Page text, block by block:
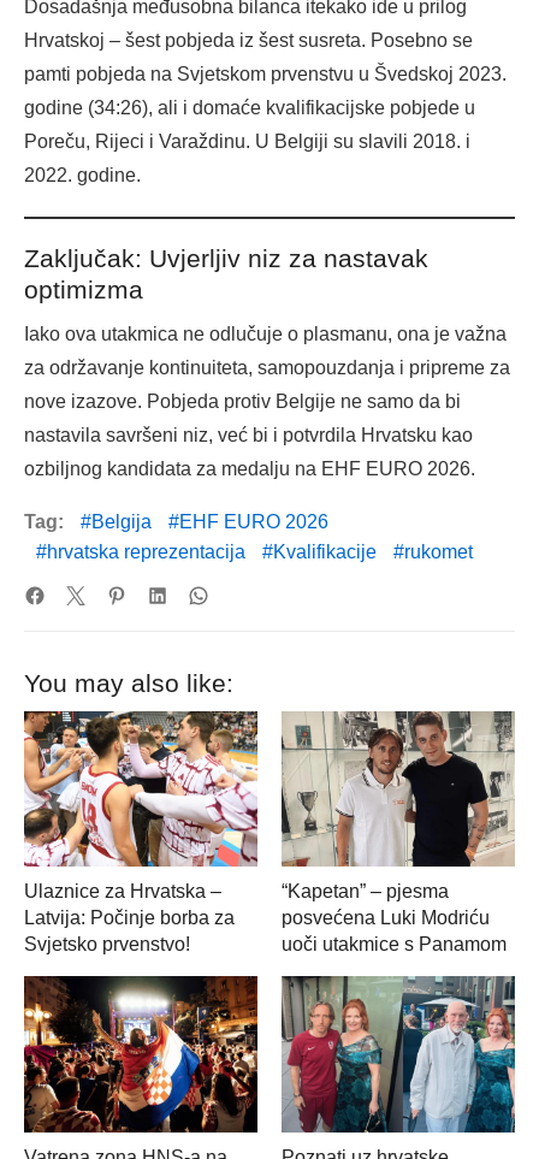
Dosadašnja međusobna bilanca itekako ide u prilog
Hrvatskoj – šest pobjeda iz šest susreta. Posebno se
pamti pobjeda na Svjetskom prvenstvu u Švedskoj 2023.
godine (34:26), ali i domaće kvalifikacijske pobjede u
Poreču, Rijeci i Varaždinu. U Belgiji su slavili 2018. i
2022. godine.
Zaključak: Uvjerljiv niz za nastavak
optimizma
Iako ova utakmica ne odlučuje o plasmanu, ona je važna
za održavanje kontinuiteta, samopouzdanja i pripreme za
nove izazove. Pobjeda protiv Belgije ne samo da bi
nastavila savršeni niz, već bi i potvrdila Hrvatsku kao
ozbiljnog kandidata za medalju na EHF EURO 2026.
Tag: Belgija
EHF EURO 2026
hrvatska reprezentacija
Kvalifikacije rukomet
You may also like:
Ulaznice za Hrvatska –
Latvija: Počinje borba za
Svjetsko prvenstvo!
“Kapetan” – pjesma
posvećena Luki Modriću
uoči utakmice s Panamom